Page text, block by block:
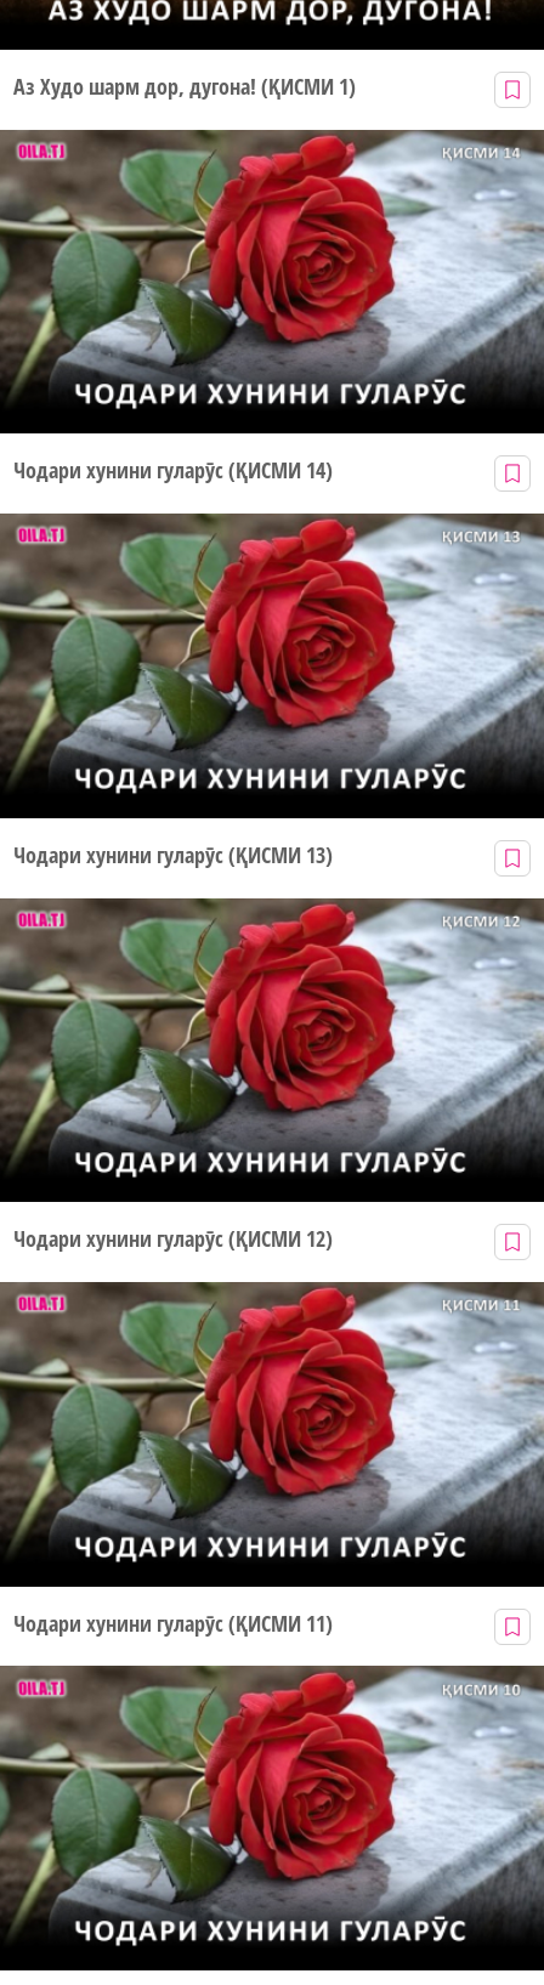
Аз Худо шарм дор, дугона! (ҚИСМИ 1)
Чодари хунини гуларӯс (ҚИСМИ 14)
Чодари хунини гуларӯс (ҚИСМИ 13)
Чодари хунини гуларӯс (ҚИСМИ 12)
Чодари хунини гуларӯс (ҚИСМИ 11)